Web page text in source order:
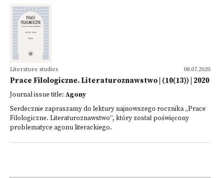
08.07.2020
Literature studies
Prace Filologiczne. Literaturoznawstwo | (10(13)) | 2020
Journal issue title: Agony
Serdecznie zapraszamy do lektury najnowszego rocznika „Prace
Filologiczne. Literaturoznawstwo”, który został poświęcony
problematyce agonu literackiego.